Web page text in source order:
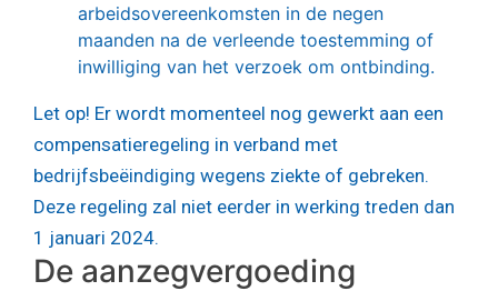
arbeidsovereenkomsten in de negen
maanden na de verleende toestemming of
inwilliging van het verzoek om ontbinding.
Let op! Er wordt momenteel nog gewerkt aan een
compensatieregeling in verband met
bedrijfsbeëindiging wegens ziekte of gebreken.
Deze regeling zal niet eerder in werking treden dan
1 januari 2024.
De aanzegvergoeding